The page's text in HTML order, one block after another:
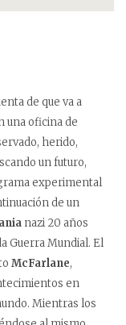
de que va a
una oficina de
herido,
un futuro,
experimental
de un
nazi 20 años
Guerra Mundial. El
McFarlane,
en
Mientras los